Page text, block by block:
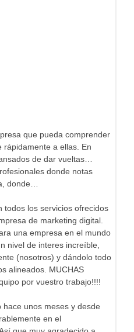
que pueda comprender
rápidamente a ellas. En
de dar vueltas…
donde notas
donde…
todos los servicios ofrecidos
de marketing digital.
una empresa en el mundo
nivel de interes increíble,
(nosotros) y dándolo todo
alineados. MUCHAS
por vuestro trabajo!!!!
unos meses y desde
en el